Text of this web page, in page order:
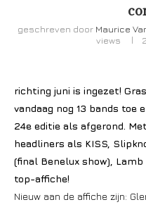
geschreven door Maurice
views
richting juni is ingezet!
vandaag nog 13 bands toe
24e editie als afgerond.
headliners als KISS,
(final Benelux show), Lamb
top-affiche!
Nieuw aan de affiche zijn: